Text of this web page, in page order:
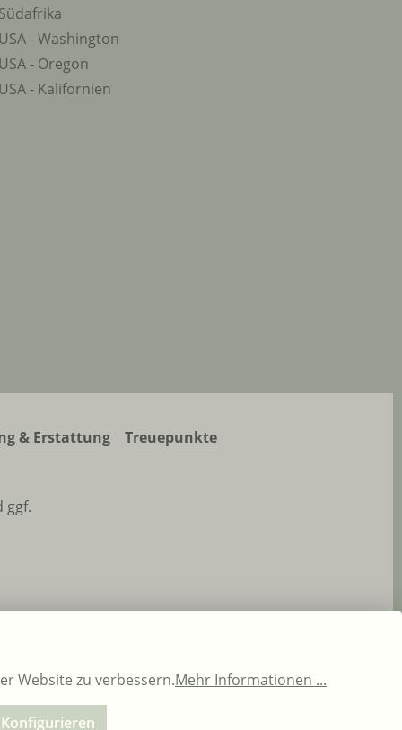
- Washington
- Oregon
- Kalifornien
& Erstattung Treuepunkte
ggf.
Website zu verbessern.Mehr Informationen ...
Konfigurieren